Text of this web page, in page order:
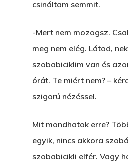
csináltam semmit.
-Mert nem mozogsz.
meg nem elég. Látod,
szobabiciklim van és
órát. Te miért nem? –
szigorú nézéssel.
Mit mondhatok erre?
egyik, nincs akkora
szobabicikli elfér. Vagy